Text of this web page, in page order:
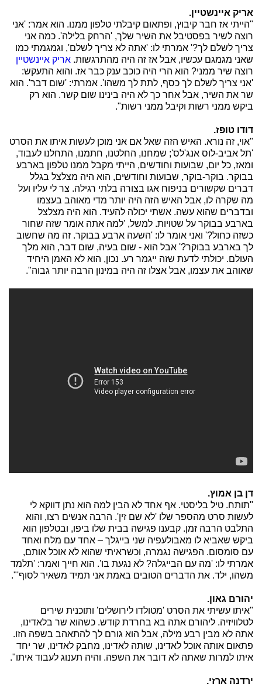
אריק איינשטיין.
"הייתי אז חבר קיבוץ, ופתאום קיבלתי טלפון ממנו. הוא אמר: 'אני
רוצה לשיר בפסטיבל את השיר שלך, 'הרחק בלילה'. כמה אני
צריך לשלם לך?' אמרתי לו: 'אתה לא צריך לשלם', וגמגמתי כמו
שאני מגמגם עכשיו, אבל אז זה היה מהתרגשות. אריק איינשטיין
רוצה שיר ממני? הוא הרי היה כוכב ענק כבר אז. והוא התעקש:
'אני צריך לשלם לך כסף, לתת לך משהו'. אמרתי: 'שום דבר'. הוא
שר את השיר, אבל אחר כך לא היה בינינו שום קשר. הוא רק
ביקש ממני רשות וקיבל ממני רשות".
דודו טופז.
"אוי, זה נורא. האיש הזה שאל אם אני מוכן לעשות איתו את הסרט
'תל אביב-לוס אנג'לס'; שמחנו, החלטנו, חתמנו, התחלנו לעבוד,
ומאז, כל יום, שבועות וחודשים, הייתי מקבל ממנו טלפון בארבע
בבוקר. בוקר-בוקר, שבועות וחודשים, הוא היה מצלצל בגלל
דברים שקשורים בניפוח אגו בצורה בלתי רגילה. צר לי עליו ועל
מה שקרה לו, אבל האיש הזה היה יותר מדי מאוהב בעצמו
ובדברים שהוא עשה. אשתי יכולה להעיד. הוא היה מצלצל
בארבע בבוקר על שטויות. למשל, 'למה אתה אומר שזה שחור
כשזה כחול?' ואני אומר לו: 'השעה ארבע בבוקר. זה מה שחשוב
לך בארבע בבוקר?' אבל הוא - שום בעיה, שום דבר, הוא מלך
העולם. יכולתי לדעת שזה ייגמר רע. נכון, הוא לא האמן היחיד
שאוהב את עצמו, אבל אצלו זה היה במינון הרבה יותר גבוה".
דן בן אמוץ.
"תותח. טיל בליסטי. אף אחד לא הבין למה הוא נתן דווקא לי
לעשות סרט מהספר שלו 'לא שם זין'. הרבה אנשים רצו, והוא
התלבט הרבה זמן. קבענו פגישה בבית שלו ביפו, ובטלפון הוא
ביקש שאביא לו מאבולעפיה שני בייגלך – אחד עם מלח ואחד
עם סומסום. הפגישה נגמרה, וכשראיתי שהוא לא אוכל אותם,
אמרתי לו: 'מה עם הבייגלה? לא נגעת בו'. הוא חייך ואמר: 'תלמד
משהו, ילד. את הדברים הטובים באמת אני תמיד משאיר לסוף'".
יהורם גאון.
"איתו עשיתי את הסרט 'מטולדו לירושלים' ותוכנית שירים
לטלוויזיה. ליהורם אתה בא בחרדת קודש. כשהוא שר בלאדינו,
אתה לא מבין רבע מילה, אבל הוא גורם לך להתאהב בשפה הזו.
פתאום אותה אוכל לאדינו, שותה לאדינו, מחבק לאדינו, שר יחד
איתו למרות שאתה לא דובר את השפה. והיה תענוג לעבוד איתו".
ירדנה ארזי.